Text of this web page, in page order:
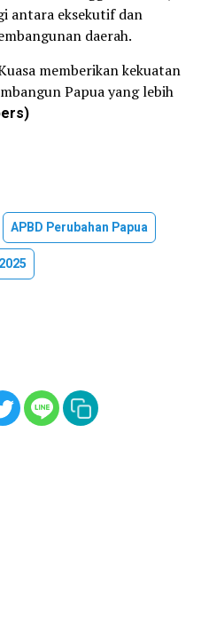
antara eksekutif dan
daerah.
memberikan kekuatan
Papua yang lebih
APBD Perubahan Papua